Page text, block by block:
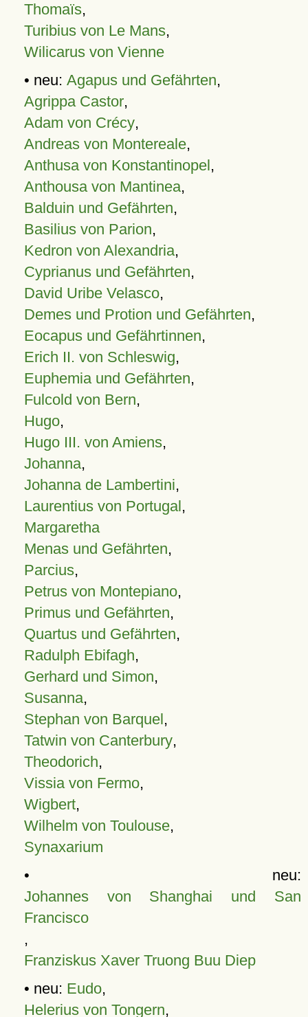
Thomaïs,
Turibius von Le Mans,
Wilicarus von Vienne
• neu: Agapus und Gefährten,
Agrippa Castor,
Adam von Crécy,
Andreas von Montereale,
Anthusa von Konstantinopel,
Anthousa von Mantinea,
Balduin und Gefährten,
Basilius von Parion,
Kedron von Alexandria,
Cyprianus und Gefährten,
David Uribe Velasco,
Demes und Protion und Gefährten,
Eocapus und Gefährtinnen,
Erich II. von Schleswig,
Euphemia und Gefährten,
Fulcold von Bern,
Hugo,
Hugo III. von Amiens,
Johanna,
Johanna de Lambertini,
Laurentius von Portugal,
Margaretha
Menas und Gefährten,
Parcius,
Petrus von Montepiano,
Primus und Gefährten,
Quartus und Gefährten,
Radulph Ebifagh,
Gerhard und Simon,
Susanna,
Stephan von Barquel,
Tatwin von Canterbury,
Theodorich,
Vissia von Fermo,
Wigbert,
Wilhelm von Toulouse,
Synaxarium
• neu:
Johannes von Shanghai und San
Francisco
,
Franziskus Xaver Truong Buu Diep
• neu: Eudo,
Helerius von Tongern,